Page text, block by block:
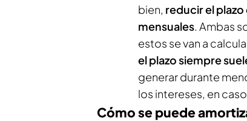
bien, reducir el
mensuales. Ambas
estos se van a
el plazo siempre
generar durante
los intereses, en
Cómo se puede